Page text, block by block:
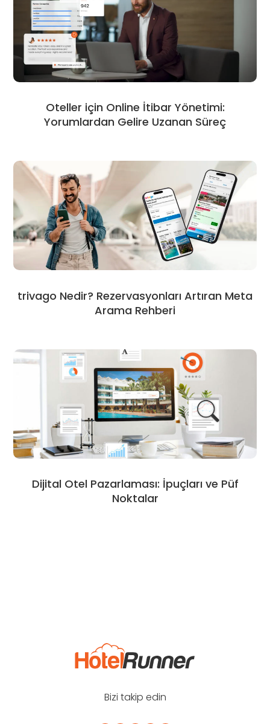
Oteller için Online İtibar Yönetimi:
Yorumlardan Gelire Uzanan Süreç
trivago Nedir? Rezervasyonları Artıran Meta
Arama Rehberi
Dijital Otel Pazarlaması: İpuçları ve Püf
Noktalar
Bizi takip edin